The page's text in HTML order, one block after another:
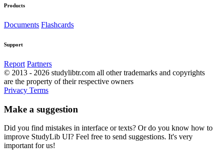
Products
Documents Flashcards
Support
Report Partners
© 2013 - 2026 studylibtr.com all other trademarks and copyrights
are the property of their respective owners
Privacy Terms
Make a suggestion
Did you find mistakes in interface or texts? Or do you know how to
improve StudyLib UI? Feel free to send suggestions. It's very
important for us!